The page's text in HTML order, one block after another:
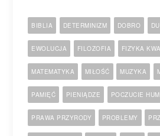
BIBLIA DETERMINIZM DOBRO
EWOLUCJA FILOZOFIA FIZYKA
MATEMATYKA MIŁOŚĆ MUZYKA
PAMIĘĆ PIENIĄDZE POCZUCIE
PRAWA PRZYRODY PROBLEMY